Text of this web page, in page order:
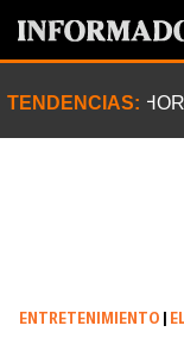
TENDENCIAS:
ENTRETENIMIENTO